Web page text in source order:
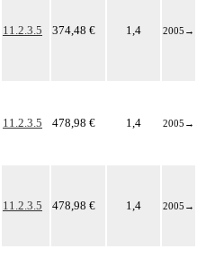
11.2.3.5 374,48 € 1,4 2005 →
11.2.3.5 478,98 € 1,4 2005 →
11.2.3.5 478,98 € 1,4 2005 →